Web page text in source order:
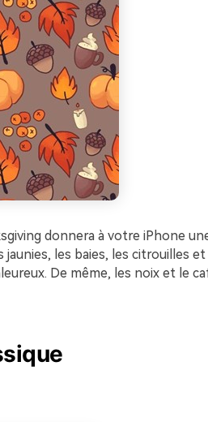
donnera à votre iPhone
les baies, les citrouilles et
De même, les noix et le